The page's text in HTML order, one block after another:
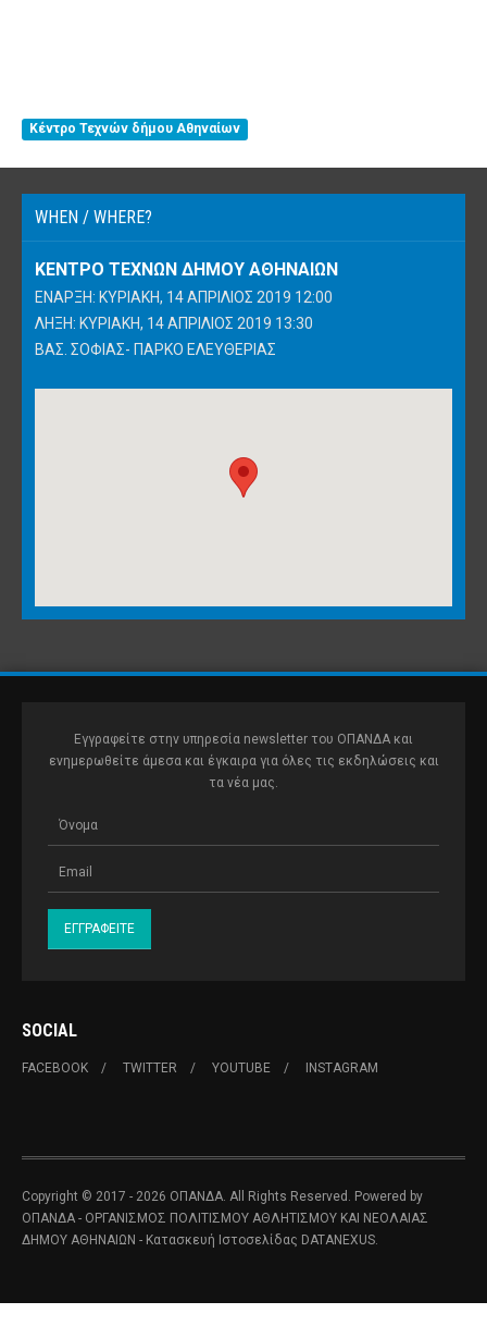
Κέντρο Τεχνών δήμου Αθηναίων
WHEN / WHERE?
ΚΈΝΤΡΟ ΤΕΧΝΏΝ ΔΉΜΟΥ ΑΘΗΝΑΊΩΝ
ΈΝΑΡΞΗ: ΚΥΡΙΑΚΉ, 14 ΑΠΡΊΛΙΟΣ 2019 12:00
ΛΉΞΗ: ΚΥΡΙΑΚΉ, 14 ΑΠΡΊΛΙΟΣ 2019 13:30
ΒΑΣ. ΣΟΦΊΑΣ- ΠΆΡΚΟ ΕΛΕΥΘΕΡΊΑΣ
Εγγραφείτε στην υπηρεσία newsletter του ΟΠΑΝΔΑ και
ενημερωθείτε άμεσα και έγκαιρα για όλες τις εκδηλώσεις και
τα νέα μας.
SOCIAL
FACEBOOK TWITTER YOUTUBE INSTAGRAM
Copyright © 2017 - 2026 ΟΠΑΝΔΑ. All Rights Reserved. Powered by
ΟΠΑΝΔΑ - ΟΡΓΑΝΙΣΜΟΣ ΠΟΛΙΤΙΣΜΟΥ ΑΘΛΗΤΙΣΜΟΥ ΚΑΙ ΝΕΟΛΑΙΑΣ
ΔΗΜΟΥ ΑΘΗΝΑΙΩΝ - Κατασκευή Ιστοσελίδας DATANEXUS.